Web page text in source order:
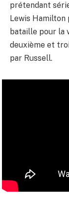
prétendant
Lewis
bataille pour la
deuxième et
par Russell.